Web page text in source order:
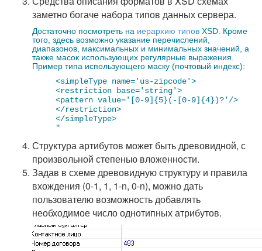
заметно богаче набора типов данных сервера.
Достаточно посмотреть на иерархию типов XSD. Кроме
того, здесь возможно указание перечислений,
диапазонов, максимальных и минимальных значений, а
также масок использующих регулярные выражения.
Пример типа использующего маску (почтовый индекс):
<simpleType name='us-zipcode'>
<restriction base='string'>
<pattern value='[0-9]{5}(-[0-9]{4})?'/>
</restriction>
</simpleType>
"
Структура артибутов может быть древовидной, с
произвольной степенью вложенности.
Задав в схеме древовидную структуру и правила
вхождения (0-1, 1, 1-n, 0-n), можно дать
пользователю возможность добавлять
необходимое число однотипных атрибутов.